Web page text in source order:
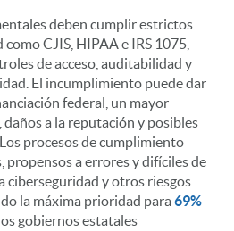
deben cumplir estrictos
CJIS, HIPAA e IRS 1075,
de acceso, auditabilidad y
El incumplimiento puede dar
federal, un mayor
a la reputación y posibles
procesos de cumplimiento
propensos a errores y difíciles de
ciberseguridad y otros riesgos
la máxima prioridad para 69%
gobiernos estatales